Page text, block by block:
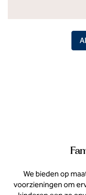
We bieden op
voorzieningen om